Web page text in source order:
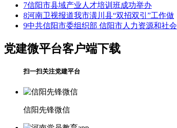
7信阳市县域产业人才培训班成功举办
8河南卫视报道我市潢川县“双招双引”工作做
9中共信阳市委组织部 信阳市人力资源和社会
党建微平台客户端下载
扫一扫关注党建平台
信阳先锋微信